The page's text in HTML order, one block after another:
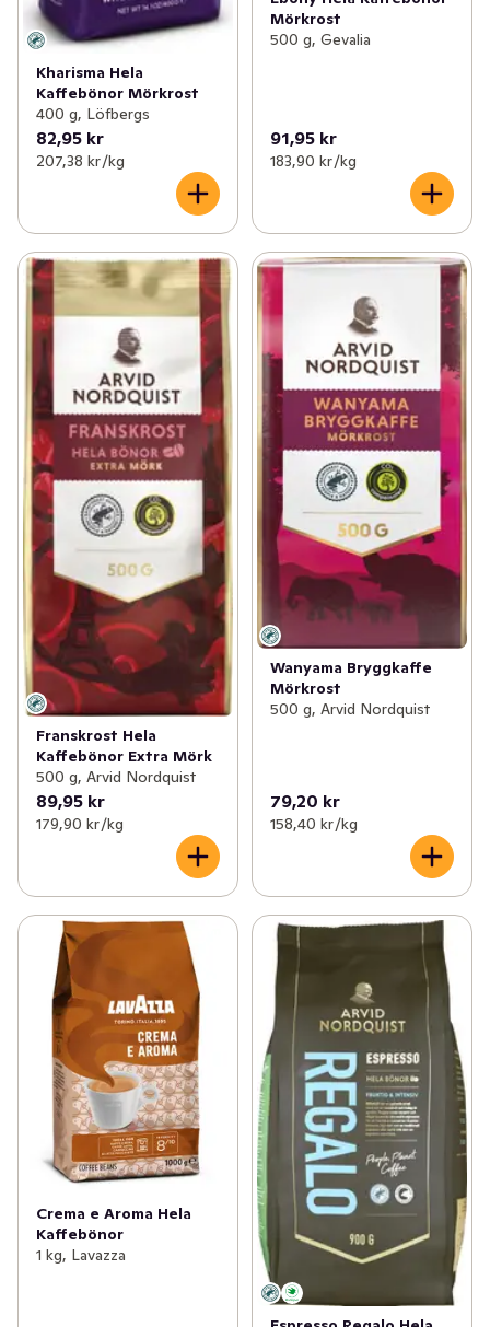
Kharisma Hela
Kaffebönor Mörkrost
400 g, Löfbergs
82,95 kr
207,38 kr /kg
Mörkrost
500 g, Gevalia
91,95 kr
183,90 kr /kg
Franskrost Hela
Kaffebönor Extra Mörk
500 g, Arvid Nordquist
89,95 kr
179,90 kr /kg
Wanyama Bryggkaffe
Mörkrost
500 g, Arvid Nordquist
79,20 kr
158,40 kr /kg
Crema e Aroma Hela
Kaffebönor
1 kg, Lavazza